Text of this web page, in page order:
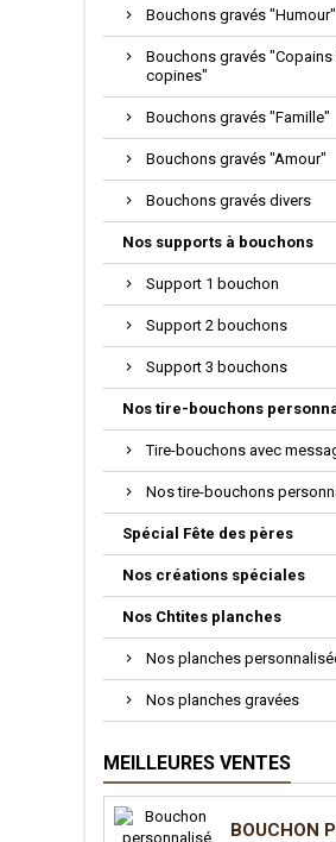
Bouchons gravés "Humour"
Bouchons gravés "Copains
copines"
Bouchons gravés "Famille"
Bouchons gravés "Amour"
Bouchons gravés divers
Nos supports à bouchons
Support 1 bouchon
Support 2 bouchons
Support 3 bouchons
Nos tire-bouchons
Tire-bouchons avec
Nos tire-bouchons
Spécial Fête des pères
Nos créations spéciales
Nos Chtites planches
Nos planches
Nos planches gravées
MEILLEURES VENTES